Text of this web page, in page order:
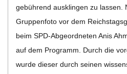
O
L
gebüh­rend aus­klin­gen zu las­sen.
Grup­pen­foto vor dem
beim SPD-Abge­­or­d­­ne­­ten Anis
auf dem Pro­gramm. Durch die
wurde die­ser durch sei­nen